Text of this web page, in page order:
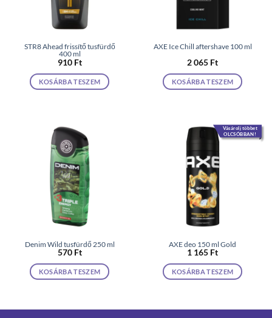
STR8 Ahead frissítő tusfürdő
400 ml
910 Ft
KOSÁRBA TESZEM
AXE Ice Chill aftershave 100 ml
2 065 Ft
KOSÁRBA TESZEM
Denim Wild tusfürdő 250 ml
570 Ft
KOSÁRBA TESZEM
Vásárolj többet
OLCSÓBBAN!
AXE deo 150 ml Gold
1 165 Ft
KOSÁRBA TESZEM